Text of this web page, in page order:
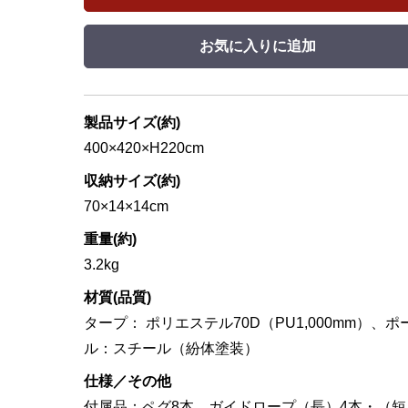
お気に入りに追加
製品サイズ(約)
400×420×H220cm
収納サイズ(約)
70×14×14cm
重量(約)
3.2kg
材質(品質)
タープ： ポリエステル70D（PU1,000mm）、ポ
ル：スチール（紛体塗装）
仕様／その他